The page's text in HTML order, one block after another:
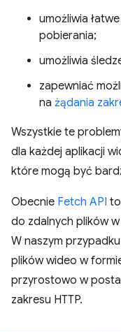
umożliwia
pobierania;
umożliwia
zapewniać
na żądania
Wszystkie te
dla każdej aplikacji
które mogą być
Obecnie Fetch API
do zdalnych plików
W naszym
plików wideo w
przyrostowo w
zakresu HTTP.